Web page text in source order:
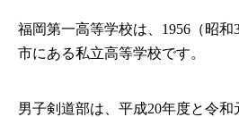
福岡第一高等学校は、1956（昭和
市にある私立高等学校です。
男子剣道部は、平成20年度と令